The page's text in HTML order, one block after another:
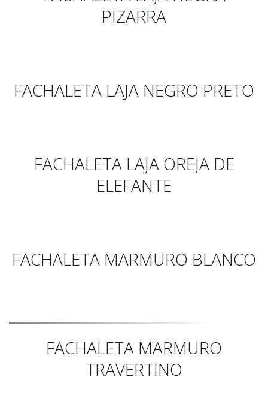
PIZARRA
FACHALETA LAJA NEGRO PRETO
FACHALETA LAJA OREJA DE
ELEFANTE
FACHALETA MARMURO BLANCO
FACHALETA MARMURO
TRAVERTINO